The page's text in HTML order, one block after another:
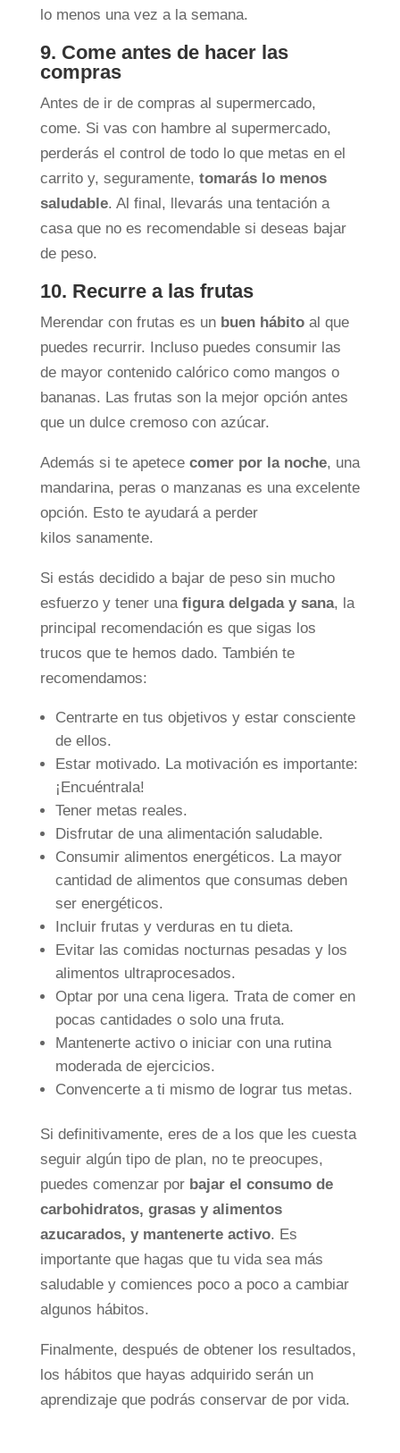
lo menos una vez a la semana.
9. Come antes de hacer las
compras
Antes de ir de compras al supermercado,
come. Si vas con hambre al supermercado,
perderás el control de todo lo que metas en el
carrito y, seguramente, tomarás lo menos
saludable. Al final, llevarás una tentación a
casa que no es recomendable si deseas bajar
de peso.
10. Recurre a las frutas
Merendar con frutas es un buen hábitoal que
puedes recurrir. Incluso puedes consumir las
de mayor contenido calórico como mangos o
bananas. Las frutas son la mejor opción antes
que un dulce cremoso con azúcar.
Además si te apetece comer por la noche, una
mandarina, peras o manzanas es una excelente
opción. Esto te ayudará a perder
kilos sanamente.
Si estás decidido a bajar de peso sin mucho
esfuerzo y tener una figura delgada y sana, la
principal recomendación es que sigas los
trucos que te hemos dado. También te
recomendamos:
Centrarte en tus objetivos y estar consciente
de ellos.
Estar motivado. La motivación es importante:
¡Encuéntrala!
Tener metas reales.
Disfrutar de una alimentación saludable.
Consumir alimentos energéticos. La mayor
cantidad de alimentos que consumas deben
ser energéticos.
Incluir frutas y verduras en tu dieta.
Evitar las comidas nocturnas pesadas y los
alimentos ultraprocesados.
Optar por una cena ligera. Trata de comer en
pocas cantidades o solo una fruta.
Mantenerte activo o iniciar con una rutina
moderada de ejercicios.
Convencerte a ti mismo de lograr tus metas.
Si definitivamente, eres de a los que les cuesta
seguir algún tipo de plan, no te preocupes,
puedes comenzar por bajar el consumo de
carbohidratos, grasas y alimentos
azucarados, y mantenerte activo. Es
importante que hagas que tu vida sea más
saludable y comiences poco a poco a cambiar
algunos hábitos.
Finalmente, después de obtener los resultados,
los hábitos que hayas adquirido serán un
aprendizaje que podrás conservar de por vida.